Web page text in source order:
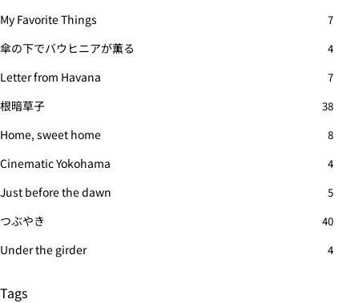
My Favorite Things 7
傘の下でバウヒニアが薫る 4
Letter from Havana 7
根暗草子 38
Home, sweet home 8
Cinematic Yokohama 4
Just before the dawn 5
つぶやき 40
Under the girder 4
Tags